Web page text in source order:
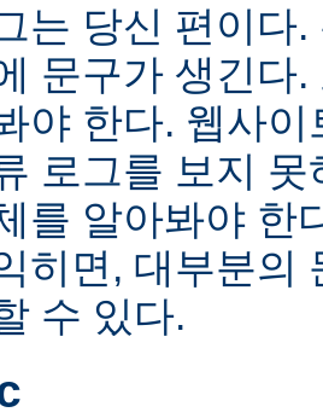
는 당신 편이다
문구가 생긴다
야 한다. 웹사
로그를 보지
를 알아봐야 한
히면, 대부분의
수 있다.